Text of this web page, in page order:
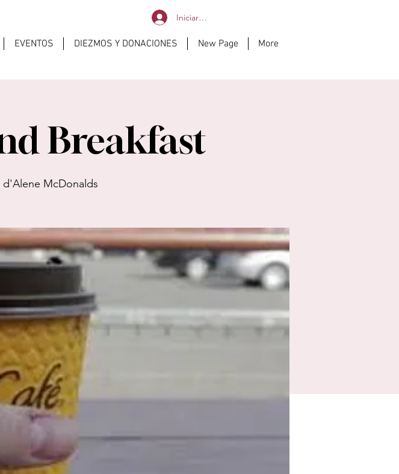
Iniciar sesión
EVENTOS DIEZMOS Y DONACIONES New Page More
Breakfast
d'Alene McDonalds